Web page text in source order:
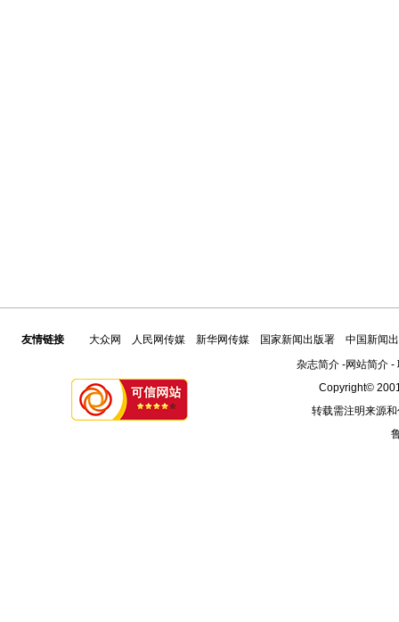
友情链接 大众网 人民网传媒 新华网传媒 国家新闻出版署
中国新闻
杂志简介-网站简介-
Copyright©
转载需注明来源